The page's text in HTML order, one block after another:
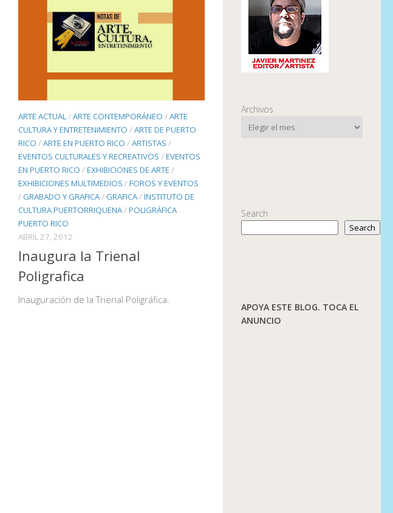
ARTE ACTUAL/ARTE CONTEMPORÁNEO /ARTE
CULTURA Y ENTRETENIMIENTO /ARTE DE PUERTO
RICO /ARTE EN PUERTO RICO /ARTISTAS /
EVENTOS CULTURALES Y RECREATIVOS /EVENTOS
EN PUERTO RICO /EXHIBICIONES DE ARTE /
EXHIBICIONES MULTIMEDIOS /FOROS Y EVENTOS
/ GRABADO Y GRAFICA/ GRAFICA/INSTITUTO DE
CULTURA PUERTORRIQUENA/POLIGRÁFICA
PUERTO RICO
ABRIL 27, 2012
Inaugura la Trienal
Poligrafica
Inauguración de la Trienal Poligráfica.
Archivos
Search
Search
APOYA ESTE BLOG. TOCA EL
ANUNCIO